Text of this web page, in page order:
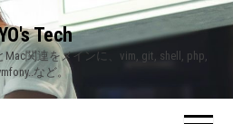
Tech
関連をメインに、vim, git, shell, php,
など。